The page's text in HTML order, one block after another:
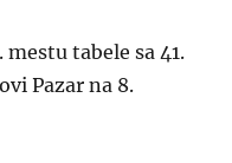
tabele sa 41.
Pazar na 8.